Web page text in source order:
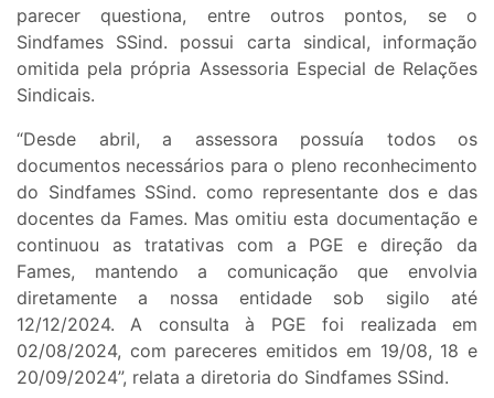
parecer questiona, entre outros pontos, se o
Sindfames SSind. possui carta sindical, informação
omitida pela própria Assessoria Especial de Relações
Sindicais.
“Desde abril, a assessora possuía todos os
documentos necessários para o pleno reconhecimento
do Sindfames SSind. como representante dos e das
docentes da Fames. Mas omitiu esta documentação e
continuou as tratativas com a PGE e direção da
Fames, mantendo a comunicação que envolvia
diretamente a nossa entidade sob sigilo até
12/12/2024. A consulta à PGE foi realizada em
02/08/2024, com pareceres emitidos em 19/08, 18 e
20/09/2024”, relata a diretoria do Sindfames SSind.